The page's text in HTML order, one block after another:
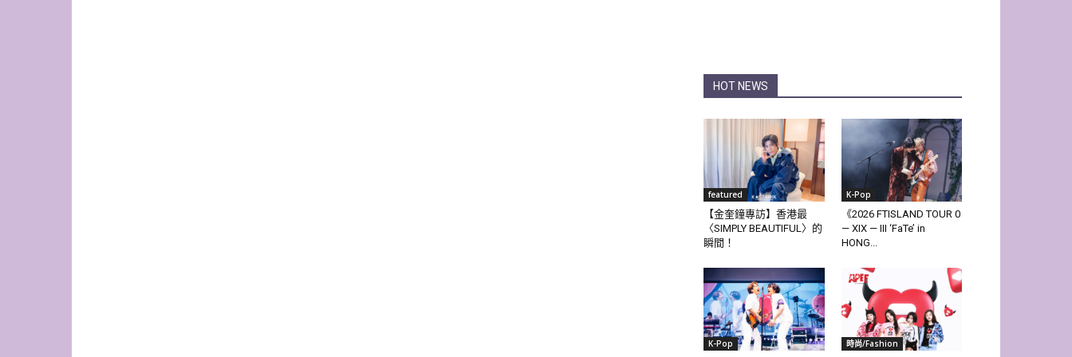
HOT NEWS
featured
【金奎鐘專訪】香港最
〈SIMPLY BEAUTIFUL〉的
瞬間！
K-Pop
《2026 FTISLAND TOUR 0
— XIX — III ‘FaTe’ in
HONG...
K-Pop 時尚/Fashion